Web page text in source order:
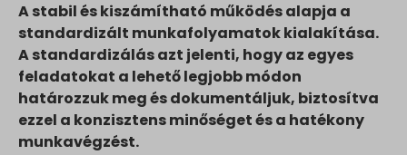
A stabil és kiszámítható működés alapja a
standardizált munkafolyamatok kialakítása.
A standardizálás azt jelenti, hogy az egyes
feladatokat a lehető legjobb módon
határozzuk meg és dokumentáljuk, biztosítva
ezzel a konzisztens minőséget és a hatékony
munkavégzést.